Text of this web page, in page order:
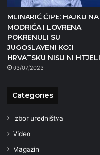
MLINARIĆ ĆIPE: HAJKU NA
MODRIĆA I LOVRENA
POKRENULI SU
JUGOSLAVENI KOJI
HRVATSKU NISU NI HTJELI
03/07/2023
Categories
Izbor uredništva
Video
Magazin